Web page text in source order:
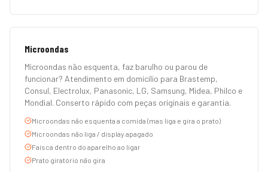
Microondas
Microondas não esquenta, faz barulho ou parou de
funcionar? Atendimento em domicílio para Brastemp,
Consul, Electrolux, Panasonic, LG, Samsung, Midea, Philco e
Mondial. Conserto rápido com peças originais e garantia.
Microondas não esquenta a comida (mas liga e gira o prato)
Microondas não liga / display apagado
Faísca dentro do aparelho ao ligar
Prato giratório não gira